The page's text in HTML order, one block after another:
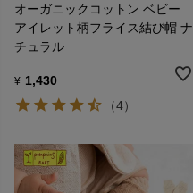
オーガニックコットン ベビー
アイレット柄フライス結び帽 ナ
チュラル
¥ 1,430
（4）